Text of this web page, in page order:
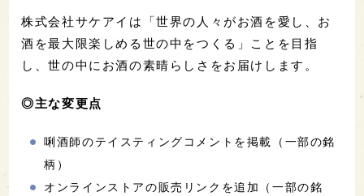
株式会社サケアイは「世界の人々がお酒を愛し、お
酒を最大限楽しめる世の中をつくる」ことを目指
し、世の中にお酒の素晴らしさをお届けします。
◎主な変更点
唎酒師のテイスティングコメントを掲載（一部の銘
柄）
オンラインストアの販売リンクを追加（一部の銘